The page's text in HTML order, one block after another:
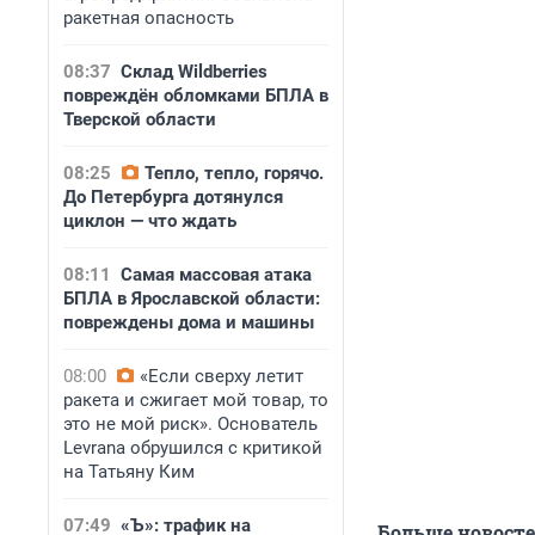
ракетная опасность
08:37 Склад Wildberries
повреждён обломками БПЛА в
Тверской области
08:25
Тепло, тепло, горячо.
До Петербурга дотянулся
циклон — что ждать
08:11
Самая массовая атака
БПЛА в Ярославской области:
повреждены дома и машины
08:00
«Если сверху летит
ракета и сжигает мой товар, то
это не мой риск». Основатель
Levrana обрушился с критикой
на Татьяну Ким
07:49 «Ъ»: трафик на